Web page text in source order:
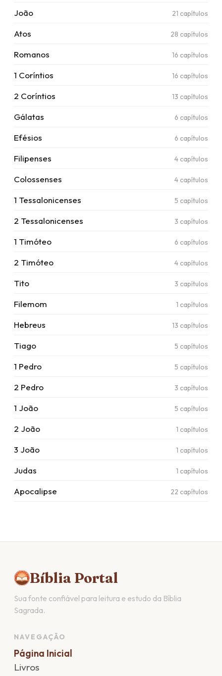
João 21 capítulos
Atos 28 capítulos
Romanos 16 capítulos
1 Coríntios 16 capítulos
2 Coríntios 13 capítulos
Gálatas 6 capítulos
Efésios 6 capítulos
Filipenses 4 capítulos
Colossenses 4 capítulos
1 Tessalonicenses 5 capítulos
2 Tessalonicenses 3 capítulos
1 Timóteo 6 capítulos
2 Timóteo 4 capítulos
Tito 3 capítulos
Filemom 1 capítulos
Hebreus 13 capítulos
Tiago 5 capítulos
1 Pedro 5 capítulos
2 Pedro 3 capítulos
1 João 5 capítulos
2 João 1 capítulos
3 João 1 capítulos
Judas 1 capítulos
Apocalipse 22 capítulos
Bíblia Portal
Sua fonte confiável para leitura e estudo da Bíblia
Sagrada.
NAVEGAÇÃO
Página Inicial
Livros